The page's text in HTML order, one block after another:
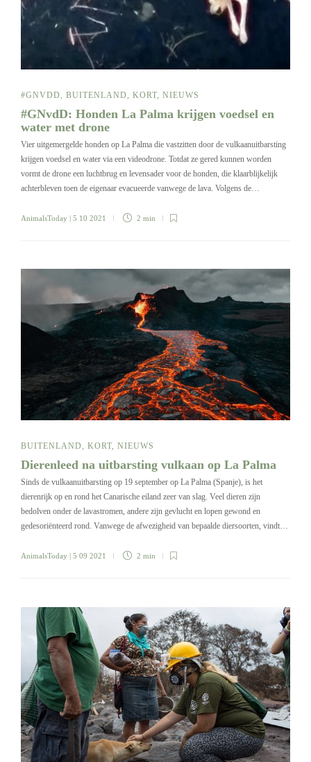
#GNVDD, BUITENLAND, KORT, NIEUWS
#GNvdD: Honden La Palma krijgen voedsel en
water met drone
Vier uitgemergelde honden op La Palma die vastzitten door de vulkaanuitbarsting
krijgen voedsel en water via een videodrone. Totdat ze gered kunnen worden
vormt de drone een luchtbrug en levensader voor de honden, die klaarblijkelijk
achterbleven toen de eigenaar evacueerde vanwege de lava. Volgens de…
AnimalsToday | 5 10 2021 2 min
BUITENLAND, KORT, NIEUWS
Dierenleed na uitbarsting vulkaan op La Palma
Sinds de vulkaanuitbarsting op 19 september op La Palma (Spanje), is het
dierenrijk op en rond het Canarische eiland zeer van slag. Veel dieren zijn
bedolven onder de lavastromen, andere zijn gevlucht en lopen gewond en
gedesoriënteerd rond. Vanwege de afwezigheid van bepaalde diersoorten, vindt…
AnimalsToday | 5 09 2021 2 min